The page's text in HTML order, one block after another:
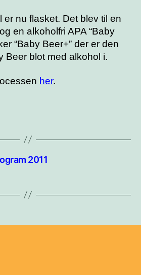
er nu flasket. Det blev til en
en alkoholfri APA “Baby
“Baby Beer+” der er den
Beer blot med alkohol i.
her.
2011